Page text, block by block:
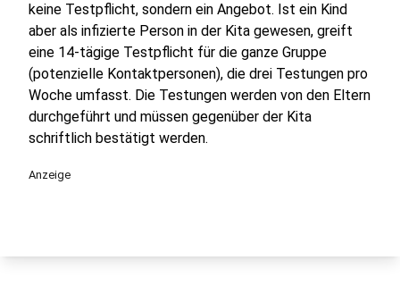
keine Testpflicht, sondern ein Angebot. Ist ein Kind
aber als infizierte Person in der Kita gewesen, greift
eine 14-tägige Testpflicht für die ganze Gruppe
(potenzielle Kontaktpersonen), die drei Testungen pro
Woche umfasst. Die Testungen werden von den Eltern
durchgeführt und müssen gegenüber der Kita
schriftlich bestätigt werden.
Anzeige